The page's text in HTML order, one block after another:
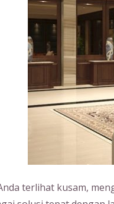
terlihat kusam,